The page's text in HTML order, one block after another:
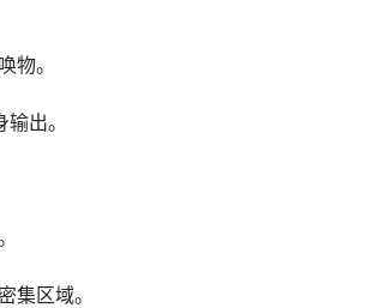
物。
出。
集区域。